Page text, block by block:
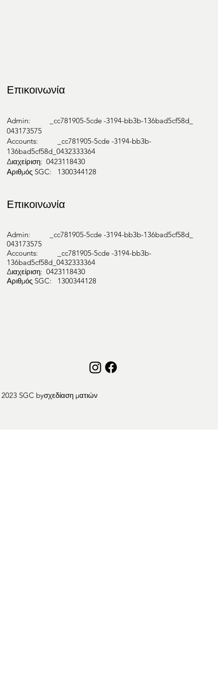
Επικοινωνία
Admin: _cc781905-5cde -3194-bb3b-136bad5cf58d_
043173575
Accounts: _cc781905-5cde -3194-bb3b-
136bad5cf58d_0432333364
Διαχείριση: 0423118430
Αριθμός SGC: 1300344128
Επικοινωνία
Admin: _cc781905-5cde -3194-bb3b-136bad5cf58d_
043173575
Accounts: _cc781905-5cde -3194-bb3b-
136bad5cf58d_0432333364
Διαχείριση: 0423118430
Αριθμός SGC: 1300344128
SGC byσχεδίαση ματιών